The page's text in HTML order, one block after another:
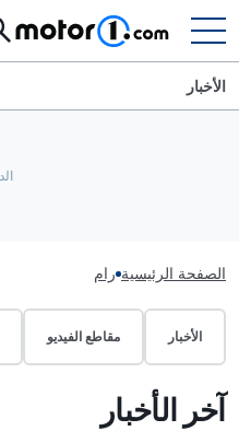
الأخبار
الصفحة الرئيسية رام
الأخبار مقاطع الفيديو
آخر الأخبار